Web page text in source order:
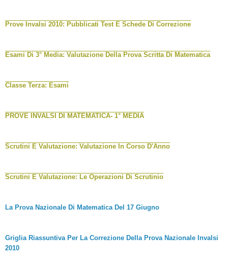
Prove Invalsi 2010: Pubblicati Test E Schede Di Correzione
Esami Di 3° Media: Valutazione Della Prova Scritta Di Matematica
Classe Terza: Esami
PROVE INVALSI DI MATEMATICA- 1° MEDIA
Scrutini E Valutazione: Valutazione In Corso D'Anno
Scrutini E Valutazione: Le Operazioni Di Scrutinio
La Prova Nazionale Di Matematica Del 17 Giugno
Griglia Riassuntiva Per La Correzione Della Prova Nazionale Invalsi
2010